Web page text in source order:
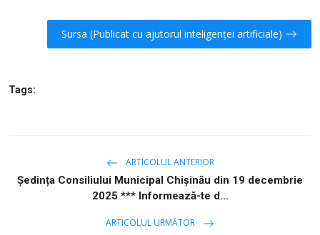
Sursa (Publicat cu ajutorul inteligenței artificiale)
Tags:
ARTICOLUL ANTERIOR
Ședința Consiliului Municipal Chișinău din 19 decembrie
2025 *** Informează-te d...
ARTICOLUL URMĂTOR